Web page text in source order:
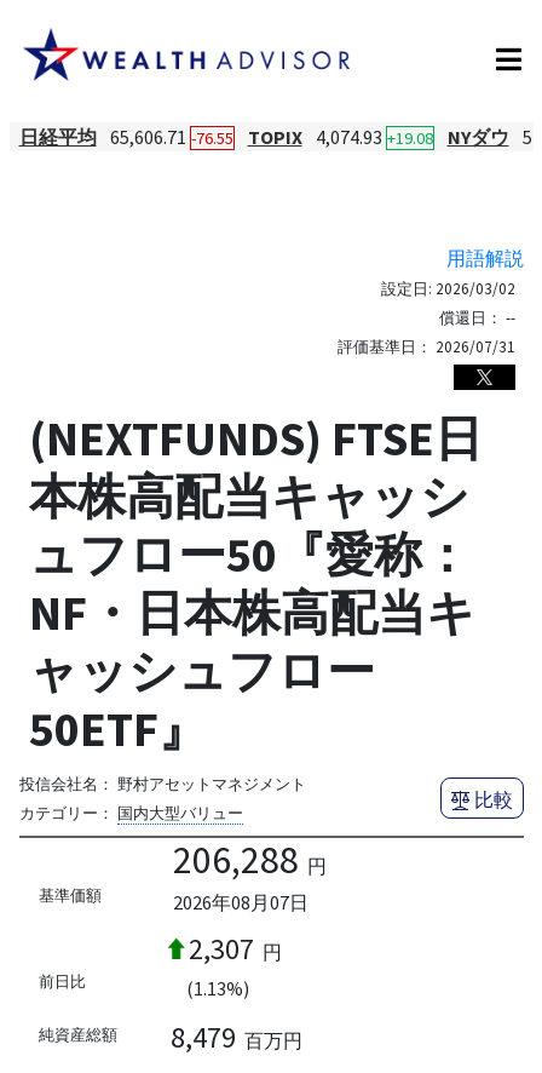
日経平均 65,606.71 -76.55 TOPIX 4,074.93 +19.08 NYダウ
用語解説
設定日: 2026/03/02
償還日： --
評価基準日： 2026/07/31
(NEXTFUNDS) FTSE日
本株高配当キャッシ
ュフロー50『愛称：
NF・日本株高配当キ
ャッシュフロー
50ETF』
投信会社名： 野村アセットマネジメント
カテゴリー： 国内大型バリュー
比較
基準価額
206,288 円
2026年08月07日
前日比
2,307 円
(1.13%)
純資産総額 8,479 百万円